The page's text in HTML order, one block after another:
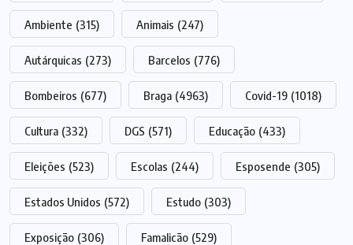
Ambiente (315) Animais (247)
Autárquicas (273) Barcelos (776)
Bombeiros (677) Braga (4963) Covid-19 (1018)
Cultura (332) DGS (571) Educação (433)
Eleições (523) Escolas (244) Esposende (305)
Estados Unidos (572) Estudo (303)
Exposição (306) Famalicão (529)